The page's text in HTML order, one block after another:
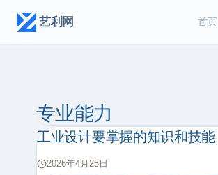
艺利网 首页
专业能力
工业设计要掌握的知识和技能
2026年4月25日